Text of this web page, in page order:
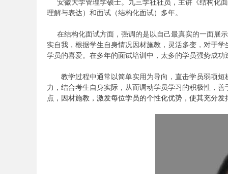
安徽大学管理学硕士。九三学社社员， 主讲《结构化
理解与表达）和面试（结构化面试）多年。
在结构化面试方面，强调的是以自己最真实的一面展
实自我，根据学生自身情况因材施教，灵活多变，对于
学员的喜爱。在多年的面试培训中，太多的学员强势成功
教学过程中通常以简单实用为导向，直击学员弱项短
力，结合考生自身实际，从而调动学员学习的积极性， 善
点，因材施教，激发每位学员的个性化优势，使其充分发